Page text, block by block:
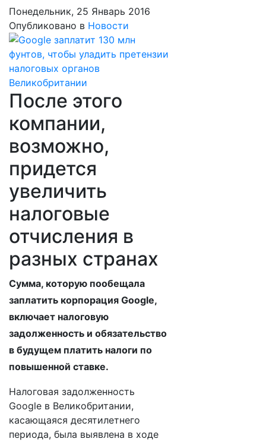
Понедельник, 25 Январь 2016
Опубликовано в Новости
После этого
компании,
возможно,
придется
увеличить
налоговые
отчисления в
разных странах
Сумма, которую пообещала
заплатить корпорация Google,
включает налоговую
задолженность и обязательство
в будущем платить налоги по
повышенной ставке.
Налоговая задолженность
Google в Великобритании,
касающаяся десятилетнего
периода, была выявлена в ходе